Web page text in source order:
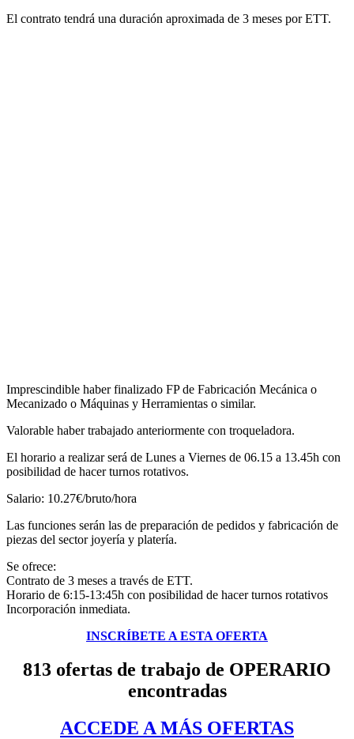
El contrato tendrá una duración aproximada de 3 meses por ETT.
Imprescindible haber finalizado FP de Fabricación Mecánica o
Mecanizado o Máquinas y Herramientas o similar.
Valorable haber trabajado anteriormente con troqueladora.
El horario a realizar será de Lunes a Viernes de 06.15 a 13.45h con
posibilidad de hacer turnos rotativos.
Salario: 10.27€/bruto/hora
Las funciones serán las de preparación de pedidos y fabricación de
piezas del sector joyería y platería.
Se ofrece:
Contrato de 3 meses a través de ETT.
Horario de 6:15-13:45h con posibilidad de hacer turnos rotativos
Incorporación inmediata.
INSCRÍBETE A ESTA OFERTA
813 ofertas de trabajo de OPERARIO
encontradas
ACCEDE A MÁS OFERTAS